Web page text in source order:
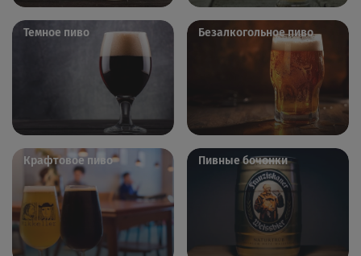
Темное пиво Безалкогольное пиво
Крафтовое пиво Пивные бочонки